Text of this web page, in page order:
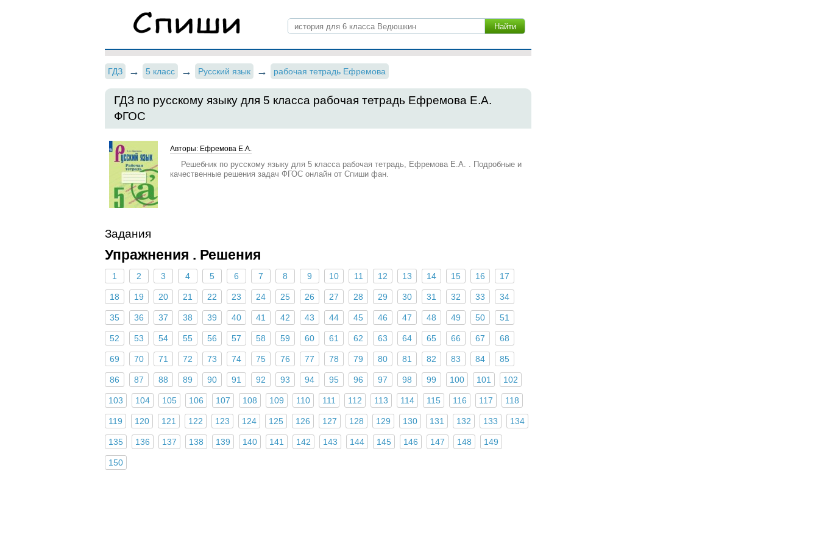
ГДЗ 5 класс Русский язык рабочая тетрадь Ефремова
ГДЗ по русскому языку для 5 класса рабочая тетрадь Ефремова Е.А.
ФГОС
Авторы: Ефремова Е.А.
Решебник по русскому языку для 5 класса рабочая тетрадь, Ефремова Е.А. . Подробные и
качественные решения задач ФГОС онлайн от Спиши фан.
Задания
Упражнения . Решения
1 2 3 4 5 6 7 8 9 10 11 12 13 14 15 16 17
18 19 20 21 22 23 24 25 26 27 28 29 30 31 32 33 34
35 36 37 38 39 40 41 42 43 44 45 46 47 48 49 50 51
52 53 54 55 56 57 58 59 60 61 62 63 64 65 66 67 68
69 70 71 72 73 74 75 76 77 78 79 80 81 82 83 84 85
86 87 88 89 90 91 92 93 94 95 96 97 98 99 100 101 102
103 104 105 106 107 108 109 110 111 112 113 114 115 116 117 118
119 120 121 122 123 124 125 126 127 128 129 130 131 132 133 134
135 136 137 138 139 140 141 142 143 144 145 146 147 148 149
150